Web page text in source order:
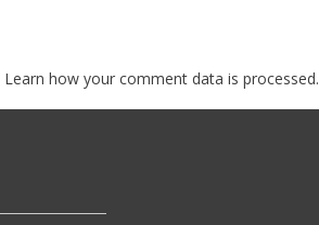
Learn how your comment data is processed.